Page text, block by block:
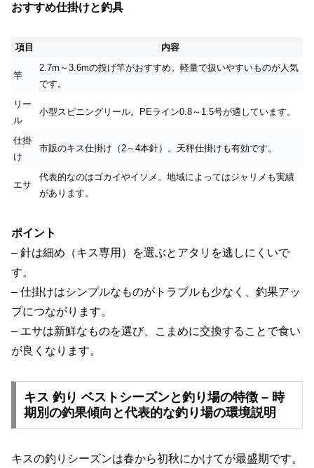
おすすめ仕掛けと釣具
項目 内容
竿
2.7m～3.6mの投げ竿がおすすめ。軽量で扱いやすいものが人気
です。
リー
ル
小型スピニングリール。PEライン0.8～1.5号が適しています。
仕掛
け
市販のキス仕掛け（2～4本針）。天秤仕掛けも有効です。
エサ
代表的なのはゴカイやイソメ。地域によってはジャリメも実績
があります。
ポイント
– 針は細め（キス専用）を選ぶとアタリを逃しにくいで
す。
– 仕掛けはシンプルなものがトラブルも少なく、釣果アッ
プにつながります。
– エサは新鮮なものを選び、こまめに交換することで食い
が良くなります。
キス 釣り ベストシーズンと釣り場の特徴 – 時
期別の釣果傾向と代表的な釣り場の環境説明
キスの釣りシーズンは春から初秋にかけてが最盛期です。